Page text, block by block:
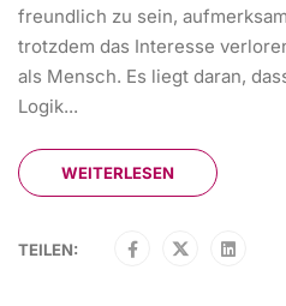
freundlich zu sein,
trotzdem das Interesse
als Mensch. Es liegt daran,
Logik...
WEITERLESEN
TEILEN: